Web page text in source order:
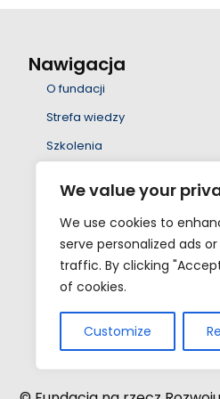
We value your
We use cookies to
serve personalized ads
traffic. By clicking
of cookies.
Customize
Nawigacja
O fundacji
Strefa wiedzy
Szkolenia
Projekty
Nauka
Kontakt
Eksperci